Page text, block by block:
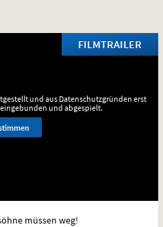
FILMTRAILER
und aus Datenschutzgründen erst
und abgespielt.
müssen weg!